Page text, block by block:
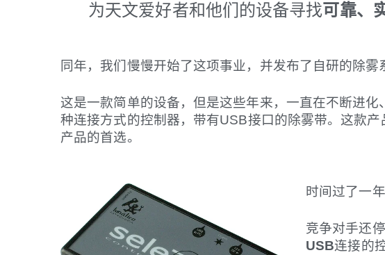
为天文爱好者和他们的设备寻找可靠、
同年，我们慢慢开始了这项事业，并发布了自研的除雾
这是一款简单的设备，但是这些年来，一直在不断进
种连接方式的控制器，带有USB接口的除雾带。这款
产品的首选。
时间过了一年
竞争对手还
USB连接的